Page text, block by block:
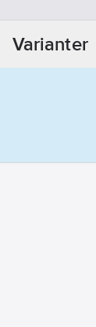
Varianter